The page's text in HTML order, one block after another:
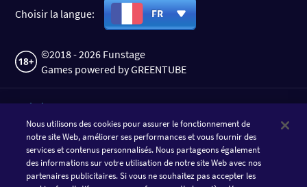
Choisir la langue: FR
©2018 - 2026 Funstage
Games powered by GREENTUBE
TÉLÉCHARGER L'APPLI
Nous utilisons des cookies pour assurer le fonctionnement de
notre site Web, améliorer ses performances et vous fournir des
services et contenus personnalisés. Nous partageons également
des informations sur votre utilisation de notre site Web avec nos
partenaires publicitaires. Si vous ne souhaitez pas accepter les